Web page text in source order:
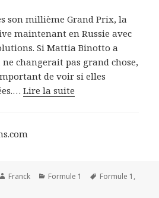
son millième Grand Prix, la
maintenant en Russie avec
Si Mattia Binotto a
changerait pas grand chose,
de voir si elles
Lire la suite
Auteur
Franck Catégories
Formule 1
Mots-
Formule 1 ,